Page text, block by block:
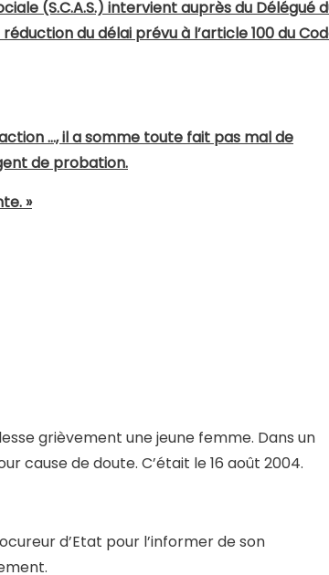
(S.C.A.S.) intervient auprès du Délégué
du délai prévu à l’article 100 du
…, il a somme toute fait pas mal de
de probation.
»
grièvement une jeune femme. Dans un
cause de doute. C’était le 16 août 2004.
d’Etat pour l’informer de son